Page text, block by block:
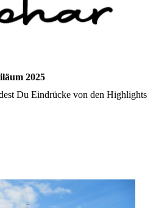
2025
Du Eindrücke von den Highlights